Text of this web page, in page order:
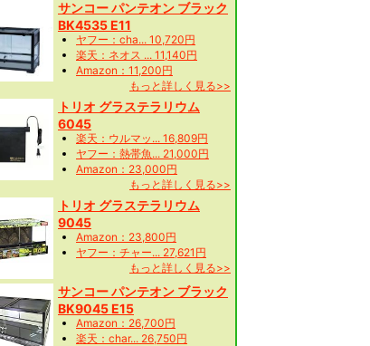
サンコー パンテオン ブラック
BK4535 E11
ヤフー：cha... 10,720円
楽天：ネオス ... 11,140円
Amazon：11,200円
もっと詳しく見る>>
トリオ グラステラリウム
6045
楽天：ウルマッ... 16,809円
ヤフー：熱帯魚... 21,000円
Amazon：23,000円
もっと詳しく見る>>
トリオ グラステラリウム
9045
Amazon：23,800円
ヤフー：チャー... 27,621円
もっと詳しく見る>>
サンコー パンテオン ブラック
BK9045 E15
Amazon：26,700円
楽天：char... 26,750円